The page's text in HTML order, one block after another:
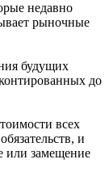
недавно
рыночные
будущих
до
всех
и
или замещение